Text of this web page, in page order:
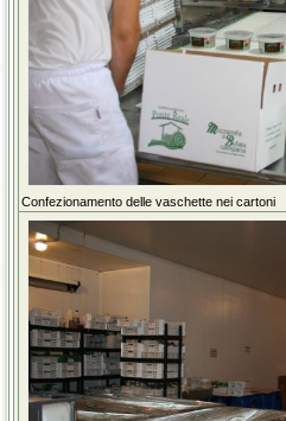
Confezionamento delle vaschette nei cartoni